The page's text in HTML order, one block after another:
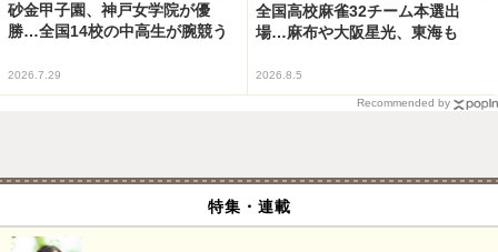
砂金甲子園、神戸女学院が優
勝…全国14校の中高生が腕競う
2026.7.29
全国高校麻雀32チーム本選出
場…麻布や大阪星光、東海も
2026.8.5
Recommended by
特集・連載